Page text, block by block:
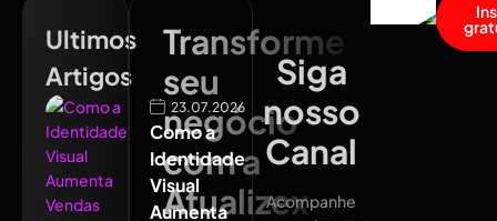
Ultimos
Artigos
23.07.2026
Como a
Identidade
Visual
Aumenta
Transforme
seu
negócio
com a
Atualizex
Siga
nosso
Canal
Acompanhe